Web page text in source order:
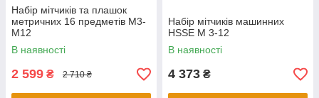
Набір мітчиків та плашок
метричних 16 предметів М3-
М12
В наявності
2 599 ₴ 2 710 ₴
Набір мітчиків машинних
HSSE M 3-12
В наявності
4 373 ₴